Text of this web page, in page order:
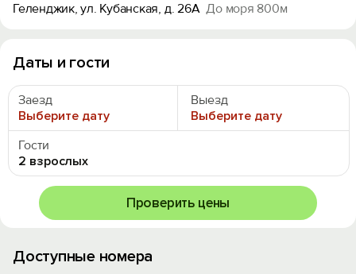
Геленджик, ул. Кубанская, д. 26А До моря 800м
Даты и гости
Заезд
Выберите дату
Выезд
Выберите дату
Гости
2 взрослых
Проверить цены
Доступные номера